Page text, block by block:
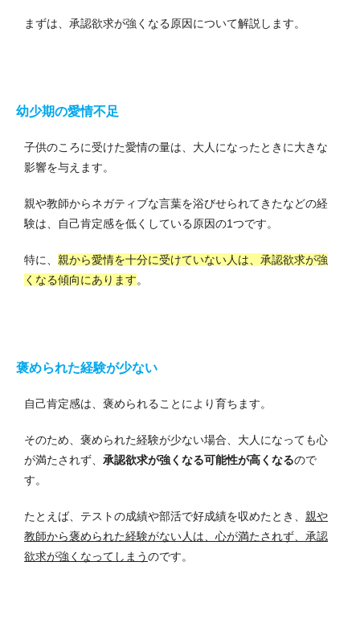
まずは、承認欲求が強くなる原因について解説します。
幼少期の愛情不足
子供のころに受けた愛情の量は、大人になったときに大きな
影響を与えます。
親や教師からネガティブな言葉を浴びせられてきたなどの経
験は、自己肯定感を低くしている原因の1つです。
特に、 親から愛情を十分に受けていない人は、承認欲求が強
くなる傾向にあります。
褒められた経験が少ない
自己肯定感は、褒められることにより育ちます。
そのため、褒められた経験が少ない場合、大人になっても心
が満たされず、 承認欲求が強くなる可能性が高くなるので
す。
たとえば、テストの成績や部活で好成績を収めたとき、 親や
教師から褒められた経験がない人は、心が満たされず、承認
欲求が強くなってしまうのです。